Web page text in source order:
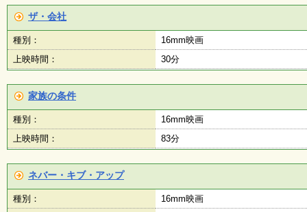
ザ・会社
種別：
16mm映画
上映時間：
30分
家族の条件
種別：
16mm映画
上映時間：
83分
ネバー・キブ・アップ
種別：
16mm映画